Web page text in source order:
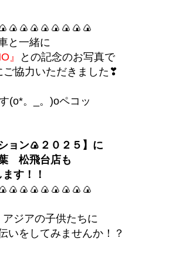
と一緒に
』
との記念のお写真で
ご協力いただきました❣
(o*。_。)oペコッ
ョン🍙２０２５】に
松飛台店も
す！！
ジアの子供たちに
いをしてみませんか！？